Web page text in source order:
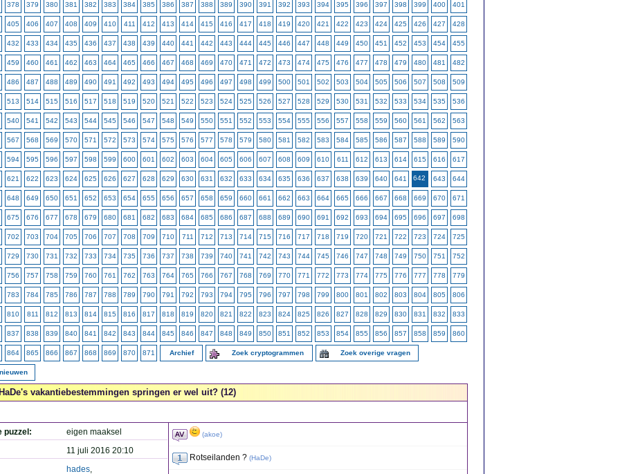
378 379 380 381 382 383 384 385 386 387 388 389 390 391 392 393 394 395 396 397 398 399 400 401
405 406 407 408 409 410 411 412 413 414 415 416 417 418 419 420 421 422 423 424 425 426 427 428
432 433 434 435 436 437 438 439 440 441 442 443 444 445 446 447 448 449 450 451 452 453 454 455
459 460 461 462 463 464 465 466 467 468 469 470 471 472 473 474 475 476 477 478 479 480 481 482
486 487 488 489 490 491 492 493 494 495 496 497 498 499 500 501 502 503 504 505 506 507 508 509
513 514 515 516 517 518 519 520 521 522 523 524 525 526 527 528 529 530 531 532 533 534 535 536
540 541 542 543 544 545 546 547 548 549 550 551 552 553 554 555 556 557 558 559 560 561 562 563
567 568 569 570 571 572 573 574 575 576 577 578 579 580 581 582 583 584 585 586 587 588 589 590
594 595 596 597 598 599 600 601 602 603 604 605 606 607 608 609 610 611 612 613 614 615 616 617
621 622 623 624 625 626 627 628 629 630 631 632 633 634 635 636 637 638 639 640 641 642 643 644
648 649 650 651 652 653 654 655 656 657 658 659 660 661 662 663 664 665 666 667 668 669 670 671
675 676 677 678 679 680 681 682 683 684 685 686 687 688 689 690 691 692 693 694 695 696 697 698
702 703 704 705 706 707 708 709 710 711 712 713 714 715 716 717 718 719 720 721 722 723 724 725
729 730 731 732 733 734 735 736 737 738 739 740 741 742 743 744 745 746 747 748 749 750 751 752
756 757 758 759 760 761 762 763 764 765 766 767 768 769 770 771 772 773 774 775 776 777 778 779
783 784 785 786 787 788 789 790 791 792 793 794 795 796 797 798 799 800 801 802 803 804 805 806
810 811 812 813 814 815 816 817 818 819 820 821 822 823 824 825 826 827 828 829 830 831 832 833
837 838 839 840 841 842 843 844 845 846 847 848 849 850 851 852 853 854 855 856 857 858 859 860
864 865 866 867 868 869 870 871 Archief Zoek cryptogrammen Zoek overige vragen
vakantiebestemmingen springen er wel uit? (12)
puzzel:
eigen maaksel
11 juli 2016 20:10
hades,
(akoe)
Rotseilanden ? (HaDe)